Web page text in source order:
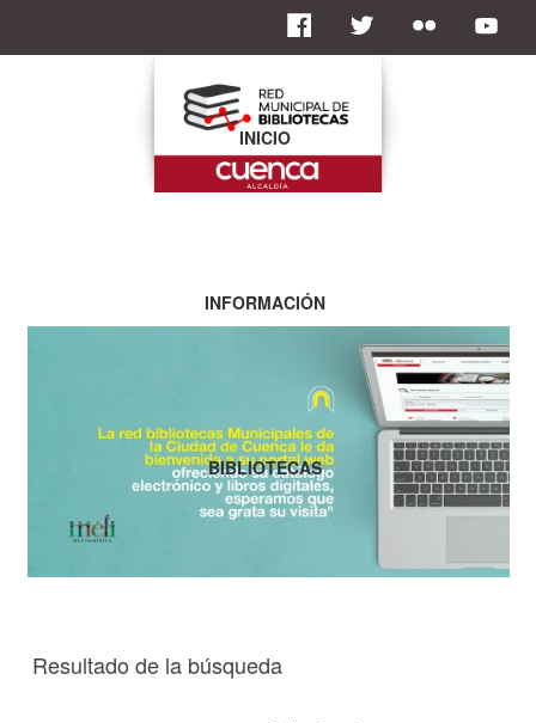
Resultado de la búsqueda
INICIO
INFORMACIÓN
BIBLIOTECAS